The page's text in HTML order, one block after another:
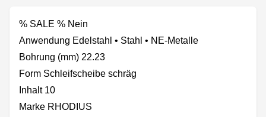
% SALE % Nein
Anwendung Edelstahl • Stahl • NE-Metalle
Bohrung (mm) 22.23
Form Schleifscheibe schräg
Inhalt 10
Marke RHODIUS